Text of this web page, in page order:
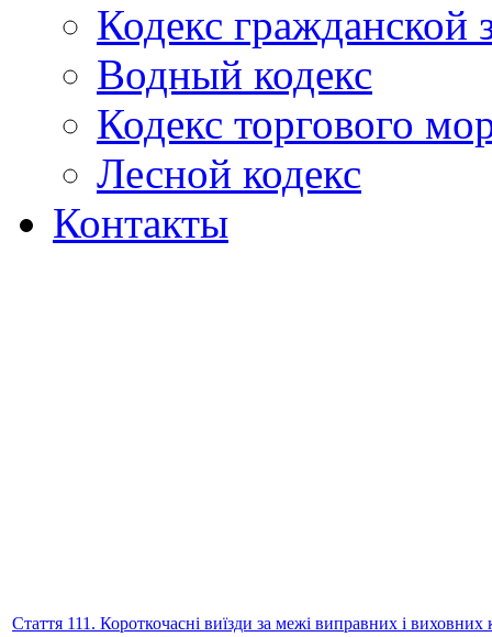
Кодекс гражданской
Водный кодекс
Кодекс торгового
Лесной кодекс
Контакты
Стаття 111. Короткочасні виїзди за межі виправних і виховних